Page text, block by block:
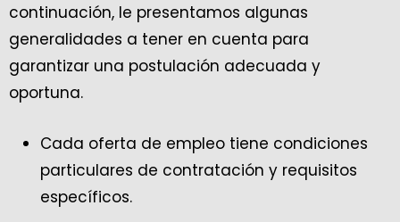
continuación, le presentamos algunas
generalidades a tener en cuenta para
garantizar una postulación adecuada y
oportuna.
Cada oferta de empleo tiene condiciones
particulares de contratación y requisitos
específicos.